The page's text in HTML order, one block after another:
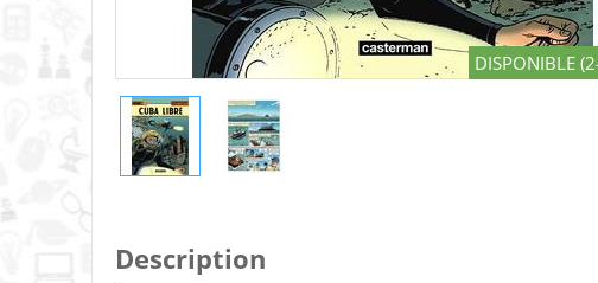
DISPONIBLE
Description